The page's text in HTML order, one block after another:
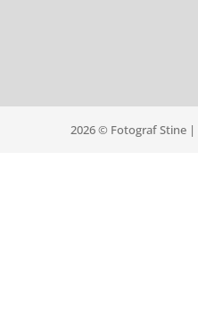
2026 © Fotograf Stine |